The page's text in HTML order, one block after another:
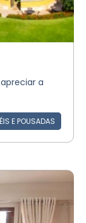
a
E POUSADAS